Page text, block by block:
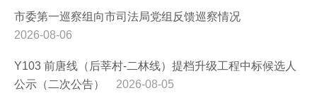
市委第一巡察组向市司法局党组反馈巡察情况
2026-08-06
Y103 前唐线（后莘村-二林线）提档升级工程中标候选人
公示（二次公告）
2026-08-05